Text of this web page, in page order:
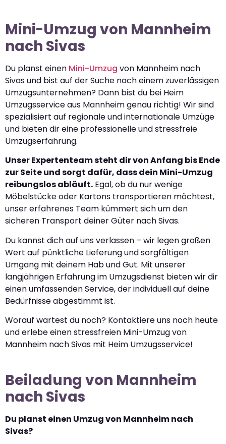
Mini-Umzug von Mannheim
nach Sivas
Du planst einen Mini-Umzug von Mannheim nach
Sivas und bist auf der Suche nach einem zuverlässigen
Umzugsunternehmen? Dann bist du bei Heim
Umzugsservice aus Mannheim genau richtig! Wir sind
spezialisiert auf regionale und internationale Umzüge
und bieten dir eine professionelle und stressfreie
Umzugserfahrung.
Unser Expertenteam steht dir von Anfang bis Ende
zur Seite und sorgt dafür, dass dein Mini-Umzug
reibungslos abläuft. Egal, ob du nur wenige
Möbelstücke oder Kartons transportieren möchtest,
unser erfahrenes Team kümmert sich um den
sicheren Transport deiner Güter nach Sivas.
Du kannst dich auf uns verlassen – wir legen großen
Wert auf pünktliche Lieferung und sorgfältigen
Umgang mit deinem Hab und Gut. Mit unserer
langjährigen Erfahrung im Umzugsdienst bieten wir dir
einen umfassenden Service, der individuell auf deine
Bedürfnisse abgestimmt ist.
Worauf wartest du noch? Kontaktiere uns noch heute
und erlebe einen stressfreien Mini-Umzug von
Mannheim nach Sivas mit Heim Umzugsservice!
Beiladung von Mannheim
nach Sivas
Du planst einen Umzug von Mannheim nach
Sivas?